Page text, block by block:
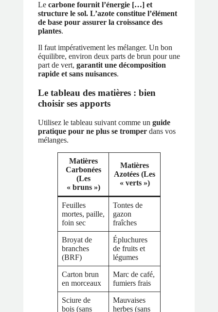
Le carbone fournit l’énergie […] et
structure le sol. L’azote constitue l’élément
de base pour assurer la croissance des
plantes.
Il faut impérativement les mélanger. Un bon
équilibre, environ deux parts de brun pour une
part de vert, garantit une décomposition
rapide et sans nuisances.
Le tableau des matières : bien
choisir ses apports
Utilisez le tableau suivant comme un guide
pratique pour ne plus se tromper dans vos
mélanges.
Matières
Carbonées
(Les
« bruns »)
Matières
Azotées (Les
« verts »)
Feuilles
mortes, paille,
foin sec
Tontes de
gazon
fraîches
Broyat de
branches
(BRF)
Épluchures
de fruits et
légumes
Carton brun
en morceaux
Marc de café,
fumiers frais
Sciure de
bois (sans
Mauvaises
herbes (sans